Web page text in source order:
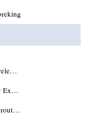
Ex…
rout…